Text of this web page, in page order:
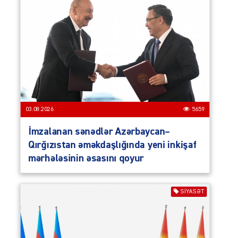
03.08.2026 5659
İmzalanan sənədlər Azərbaycan–
Qırğızıstan əməkdaşlığında yeni inkişaf
mərhələsinin əsasını qoyur
SIYASƏT